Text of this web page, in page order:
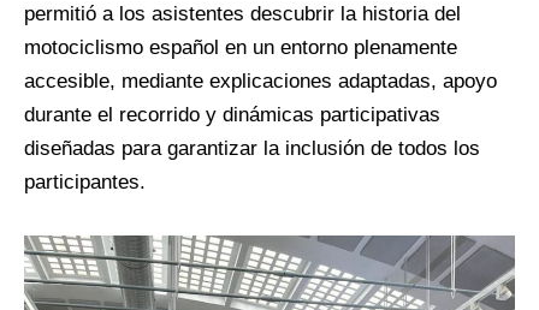
permitió a los asistentes descubrir la historia del
motociclismo español en un entorno plenamente
accesible, mediante explicaciones adaptadas, apoyo
durante el recorrido y dinámicas participativas
diseñadas para garantizar la inclusión de todos los
participantes.